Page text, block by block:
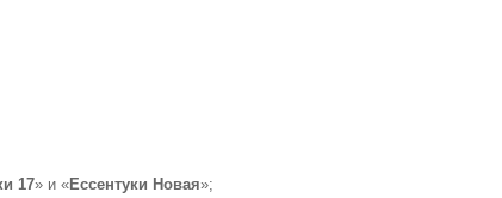
17» и «Ессентуки Новая»;